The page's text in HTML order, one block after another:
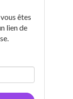
êtes
lien de